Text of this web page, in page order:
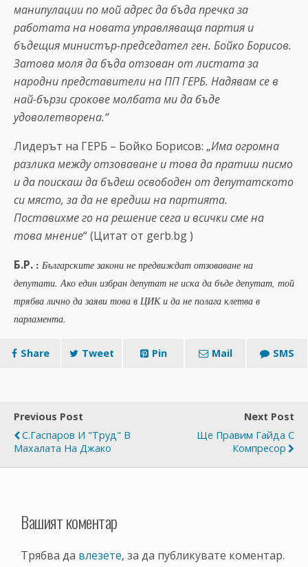
манипулации по мой адрес да бъда пречка за
работата на новата управляваща партия и
бъдещия министър-председател ген. Бойко Борисов.
Затова моля да бъда отзован от листата за
народни представители на ПП ГЕРБ. Надявам се в
най-бързи срокове молбата ми да бъде
удоволетворена.“
Лидерът на ГЕРБ – Бойко Борисов: „Има огромна
разлика между отзоваване и това да пратиш писмо
и да поискаш да бъдеш освободен от депутатското
си място, за да не вредиш на партията.
Поставихме го на решение сега и всички сме на
това мнение“ (Цитат от geгb.bg )
Б.Р. : Българските закони не предвиждат отзоваване на
депутати. Ако един избран депутат не иска да бъде депутат, той
трябва лично да заяви това в ЦИК и да не полага клетва в
парламента.
Share Tweet Pin Mail SMS
Previous Post
С.Гаспаров И "Труд" В
Махалата На Джако
Next Post
Ще Правим Гайда С
Компресор
Вашият коментар
Трябва да влезете, за да публикувате коментар.